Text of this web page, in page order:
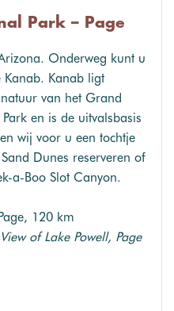
Park – Page
Onderweg kunt u
Kanab. Kanab ligt
van het Grand
en is de uitvalsbasis
wij voor u een tochtje
Dunes reserveren of
a-Boo Slot Canyon.
120 km
of Lake Powell, Page